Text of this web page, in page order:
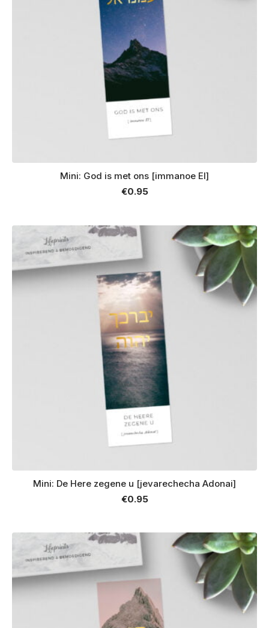
Mini: God is met ons [immanoe El]
€0.95
Mini: De Here zegene u [jevarechecha Adonai]
€0.95